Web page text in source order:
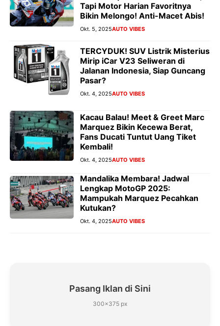
Tapi Motor Harian Favoritnya
Bikin Melongo! Anti-Macet Abis!
Okt. 5, 2025AUTO VIBES
TERCYDUK! SUV Listrik Misterius
Mirip iCar V23 Seliweran di
Jalanan Indonesia, Siap Guncang
Pasar?
Okt. 4, 2025AUTO VIBES
Kacau Balau! Meet & Greet Marc
Marquez Bikin Kecewa Berat,
Fans Ducati Tuntut Uang Tiket
Kembali!
Okt. 4, 2025AUTO VIBES
Mandalika Membara! Jadwal
Lengkap MotoGP 2025:
Mampukah Marquez Pecahkan
Kutukan?
Okt. 4, 2025AUTO VIBES
Pasang Iklan di Sini
300×375 px